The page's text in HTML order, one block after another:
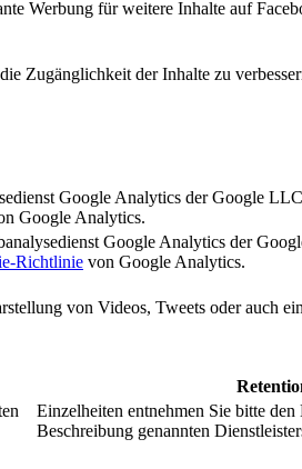
Werbung für weitere Inhalte auf
Zugänglichkeit der Inhalte zu
Google Analytics der Google
Google Analytics.
Google Analytics der
Richtlinie von Google Analytics.
von Videos, Tweets oder auch
Einzelheiten entnehmen Sie bitte
Beschreibung genannten